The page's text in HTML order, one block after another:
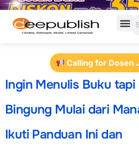
Lewati
konten
Calling for Dosen
Ingin Menulis Buku tapi
Bingung Mulai dari
Ikuti Panduan Ini dan